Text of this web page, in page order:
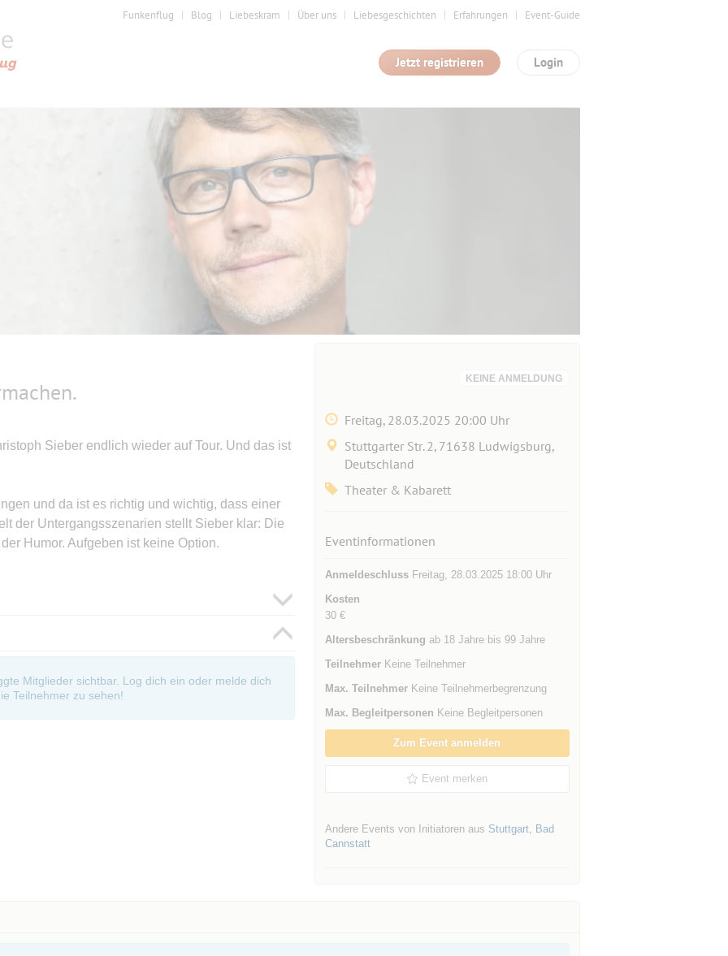
Funkenflug Blog Liebeskram Über uns Liebesgeschichten Erfahrungen Event-Guide
Login
Jetzt registrieren
Sieber endlich wieder auf Tour. Und das ist
und da ist es richtig und wichtig, dass einer
der Untergangsszenarien stellt Sieber klar: Die
Humor. Aufgeben ist keine Option.
Mitglieder sichtbar. Log dich ein oder melde dich
Teilnehmer zu sehen!
KEINE ANMELDUNG
Freitag, 28.03.2025 20:00 Uhr
Stuttgarter Str. 2, 71638 Ludwigsburg,
Deutschland
Theater & Kabarett
Eventinformationen
AnmeldeschlussFreitag, 28.03.2025 18:00 Uhr
Kosten
30 €
Altersbeschränkung ab 18 Jahre bis 99 Jahre
TeilnehmerKeine Teilnehmer
Max. TeilnehmerKeine Teilnehmerbegrenzung
Max. Begleitpersonen Keine Begleitpersonen
Zum Event anmelden
Event merken
Andere Events von Initiatoren aus Stuttgart, Bad
Cannstatt